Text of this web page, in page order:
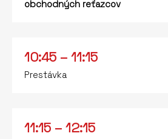
obchodných reťazcov
10:45 – 11:15
Prestávka
11:15 – 12:15